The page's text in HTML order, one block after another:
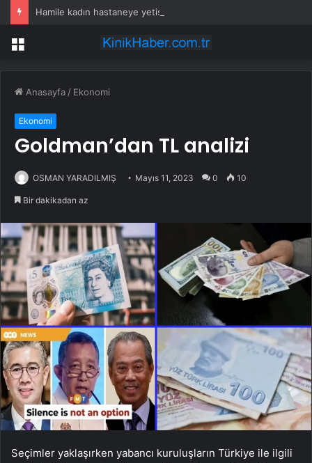
Menü
Anasayfa / Ekonomi
Ekonomi
Goldman’dan TL analizi
OSMAN YARADILMIŞ Mayıs 11, 2023 0 10
Bir dakikadan az
Seçimler yaklaşırken yabancı kuruluşların Türkiye ile ilgili